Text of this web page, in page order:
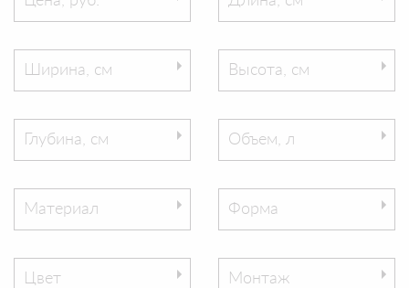
Ширина, см Высота, см
Глубина, см Объем, л
Материал Форма
Цвет Монтаж